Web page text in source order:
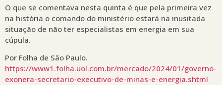
O que se comentava nesta quinta é que pela primeira vez
na história o comando do ministério estará na inusitada
situação de não ter especialistas em energia em sua
cúpula.
Por Folha de São Paulo.
https://www1.folha.uol.com.br/mercado/2024/01/governo-
exonera-secretario-executivo-de-minas-e-energia.shtml